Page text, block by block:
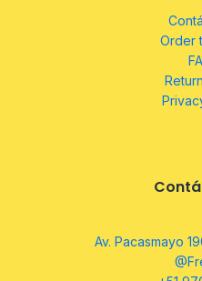
Order
Av. Pacasmayo